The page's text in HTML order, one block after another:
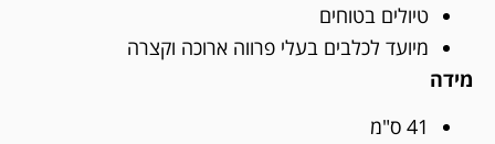
טיולים בטוחים
מיועד לכלבים בעלי פרווה ארוכה וקצרה
מידה
41 ס"מ